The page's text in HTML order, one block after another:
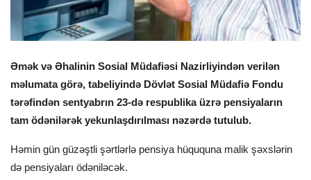
Əmək və Əhalinin Sosial Müdafiəsi Nazirliyindən verilən
məlumata görə, tabeliyində Dövlət Sosial Müdafiə Fondu
tərəfindən sentyabrın 23-də respublika üzrə pensiyaların
tam ödənilərək yekunlaşdırılması nəzərdə tutulub.
Həmin gün güzəştli şərtlərlə pensiya hüququna malik şəxslərin
də pensiyaları ödəniləcək.